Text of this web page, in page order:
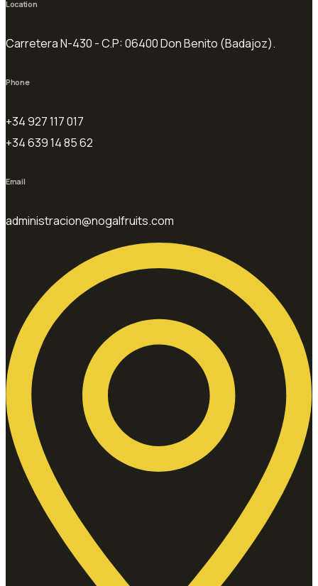
Location
Carretera N-430 - C.P: 06400 Don Benito (Badajoz).
Phone
+34 927 117 017
+34 639 14 85 62
Email
administracion@nogalfruits.com